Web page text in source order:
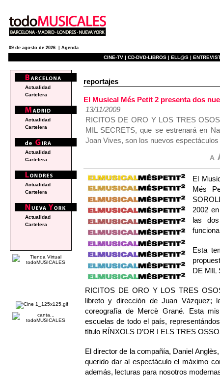
09 de agosto de 2026 | Agenda
CINE-TV | CD-DVD-LIBROS | ELL@S |
reportajes
El Musical Més Petit 2 presenta dos
13/11/2009
RICITOS DE ORO Y LOS TRES
MIL SECRETS, que se estrenará en
Joan Vives, son los nuevos
El
Més
2002
las
Esta
DE MIL
RICITOS DE ORO Y LOS TRES
libreto y dirección de Juan Vázquez;
coreografía de Mercè Grané. Esta
escuelas de todo el país,
título RÍNXOLS D’OR I ELS TRES
El director de la compañía, Daniel
querido dar al espectáculo el máximo
además, lecturas para nosotros
Actualidad
Cartelera
Actualidad
Cartelera
Actualidad
Cartelera
Actualidad
Cartelera
Actualidad
Cartelera